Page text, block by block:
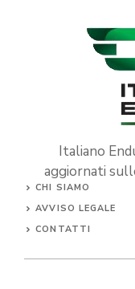
Italiano
aggiornati
CHI SIAMO
AVVISO LEGALE
CONTATTI